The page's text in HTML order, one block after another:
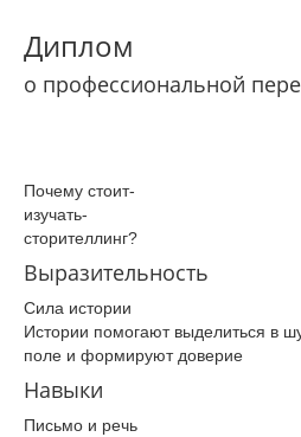
Диплом
о профессиональной
Почему­ стоит­
изучать­
сторителлинг­?
Выразительность
Сила истории
Истории помогают выделиться в
поле и формируют доверие
Навыки
Письмо и речь